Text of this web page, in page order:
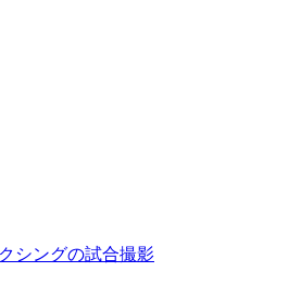
シングの試合撮影